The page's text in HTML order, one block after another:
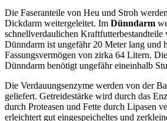
Die Faseranteile von Heu und Stroh
Dickdarm weitergeleitet. Im Dünndarm
schnellverdaulichen Kraftfutterbestandteile
Dünndarm ist ungefähr 20 Meter lang und
Fassungsvermögen von zirka 64 Litern.
Dünndarm benötigt ungefähr eineinhalb
Die Verdauungsenzyme werden von der
geliefert. Getreidestärke wird durch das
durch Proteasen und Fette durch Lipasen
erleichtert gut eingespeicheltes und